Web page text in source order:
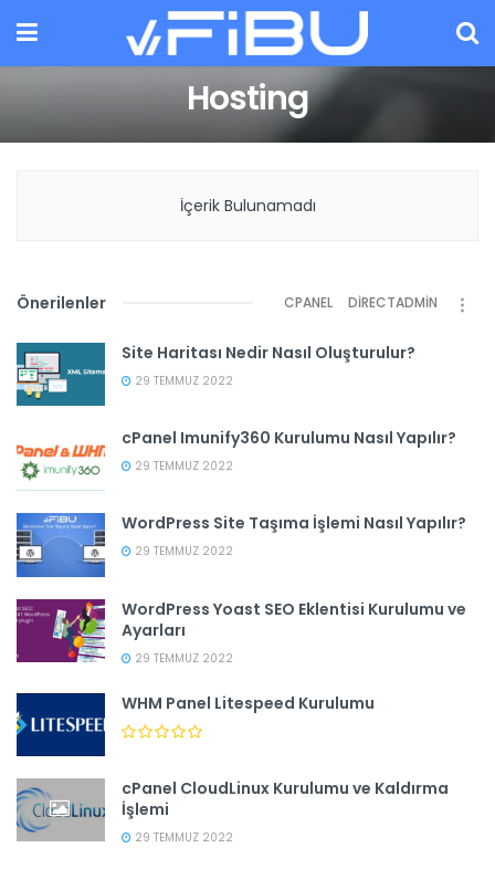
Hosting
İçerik Bulunamadı
Önerilenler CPANEL DIRECTADMIN
Site Haritası Nedir Nasıl Oluşturulur?
29 TEMMUZ 2022
cPanel Imunify360 Kurulumu Nasıl Yapılır?
29 TEMMUZ 2022
WordPress Site Taşıma İşlemi Nasıl Yapılır?
29 TEMMUZ 2022
WordPress Yoast SEO Eklentisi Kurulumu ve
Ayarları
29 TEMMUZ 2022
WHM Panel Litespeed Kurulumu
cPanel CloudLinux Kurulumu ve Kaldırma
İşlemi
29 TEMMUZ 2022